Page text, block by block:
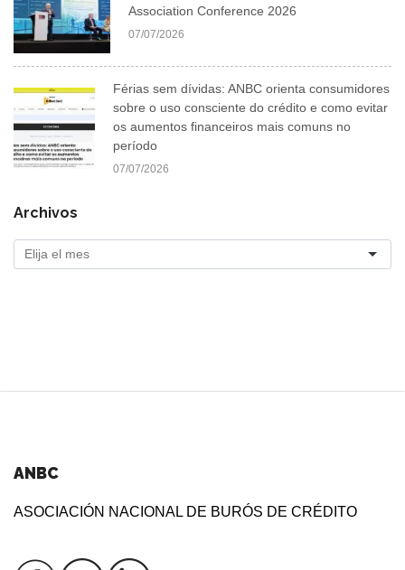
Association Conference 2026
07/07/2026
Férias sem dívidas: ANBC orienta consumidores
sobre o uso consciente do crédito e como evitar
os aumentos financeiros mais comuns no
período
07/07/2026
Archivos
ANBC
ASOCIACIÓN NACIONAL DE BURÓS DE CRÉDITO